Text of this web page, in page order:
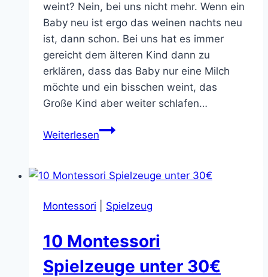
weint? Nein, bei uns nicht mehr. Wenn ein
Baby neu ist ergo das weinen nachts neu
ist, dann schon. Bei uns hat es immer
gereicht dem älteren Kind dann zu
erklären, dass das Baby nur eine Milch
möchte und ein bisschen weint, das
Große Kind aber weiter schlafen…
WeiterlesenFamilienbett
drei
Q&A
Montessori Spielzeug
10 Montessori
Spielzeuge unter 30€